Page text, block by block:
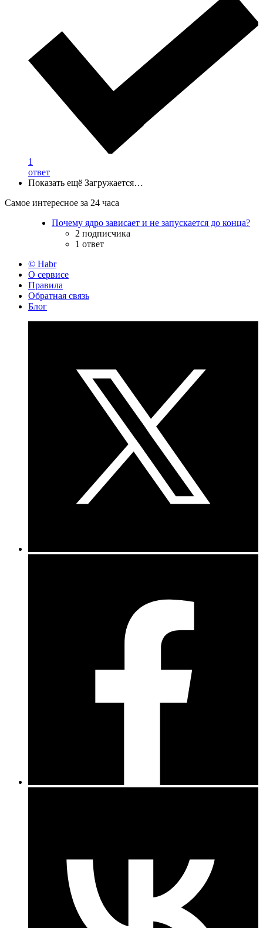
1
ответ
Показать ещё Загружается…
Самое интересное за 24 часа
Почему ядро зависает и не запускается до конца?
2 подписчика
1 ответ
© Habr
О сервисе
Правила
Обратная связь
Блог